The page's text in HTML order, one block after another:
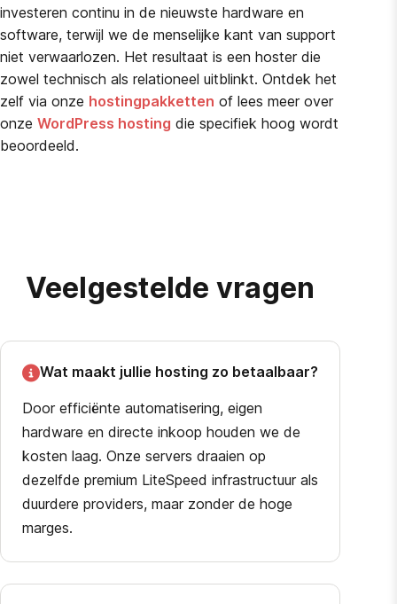
investeren continu in de nieuwste hardware en
software, terwijl we de menselijke kant van support
niet verwaarlozen. Het resultaat is een hoster die
zowel technisch als relationeel uitblinkt. Ontdek het
zelf via onze hostingpakketten of lees meer over
onze WordPress hosting die specifiek hoog wordt
beoordeeld.
Veelgestelde vragen
Wat maakt jullie hosting zo betaalbaar?
Door efficiënte automatisering, eigen
hardware en directe inkoop houden we de
kosten laag. Onze servers draaien op
dezelfde premium LiteSpeed infrastructuur als
duurdere providers, maar zonder de hoge
marges.